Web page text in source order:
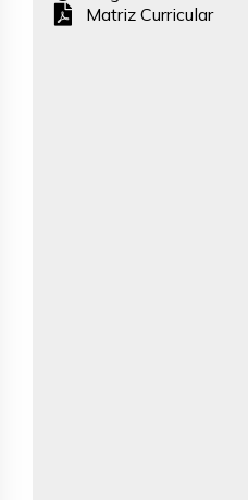
Matriz Curricular